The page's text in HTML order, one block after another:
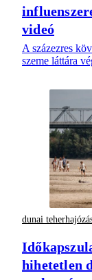
videó
A százezres
szeme láttára
dunai
hihetetlen